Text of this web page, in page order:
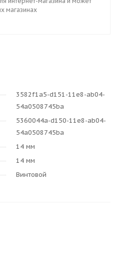
магазинах
3582f1a5-d151-11e8-ab04-
54a0508745ba
5360044a-d150-11e8-ab04-
54a0508745ba
14 мм
14 мм
Винтовой